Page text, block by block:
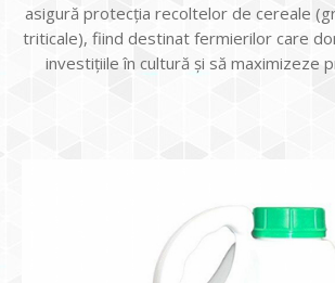
asigură protecţia recoltelor de cereale
triticale), fiind destinat fermierilor care
investițiile în cultură şi să maximizeze